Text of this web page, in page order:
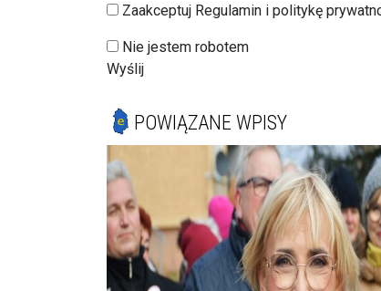
Zaakceptuj Regulamin i politykę
Nie jestem robotem
Wyślij
POWIĄZANE WPISY